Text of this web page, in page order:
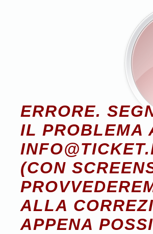
ERRORE.
IL PROBLEMA
(CON
ALLA
APPENA